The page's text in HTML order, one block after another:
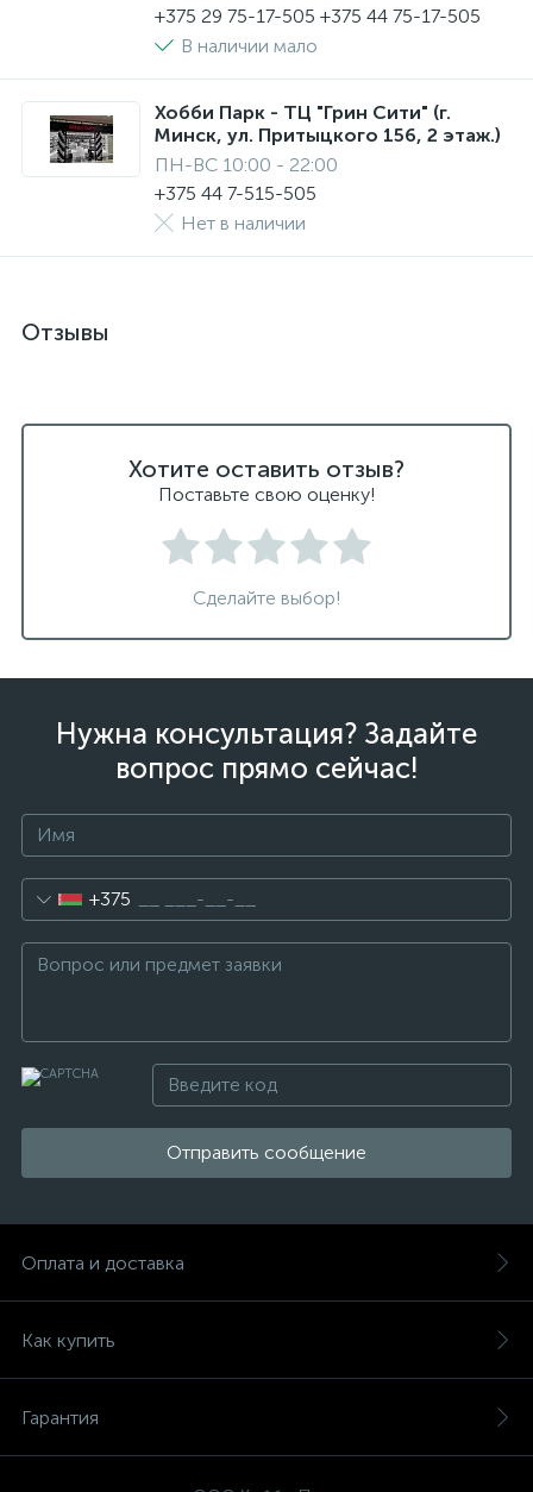
+375 29 75-17-505 +375 44 75-17-505
В наличии мало
Хобби Парк - ТЦ "Грин Сити" (г.
Минск, ул. Притыцкого 156, 2 этаж.)
ПН-ВС 10:00 - 22:00
+375 44 7-515-505
Нет в наличии
Отзывы
Хотите оставить отзыв?
Поставьте свою оценку!
Сделайте выбор!
Нужна консультация? Задайте
вопрос прямо сейчас!
+375
Отправить сообщение
Оплата и доставка
Как купить
Гарантия